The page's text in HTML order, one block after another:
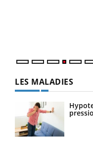
LES MALADIES